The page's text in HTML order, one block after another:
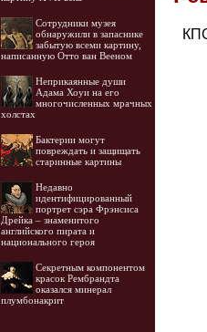
Cотрудники музея
обнаружили в запаснике
забытую всеми картину,
написанную Отто ван Вееном
Неприкаянные души
Адама Хоуи на его
многочисленных мрачных
холстах
Бактерии могут
повреждать и защищать
старинные картины
Недавно
идентифицированный
портрет сэра Фрэнсиса
Дрейка – знаменитого
английского пирата и
национального героя
Секретным компонентом
красок Рембрандта
оказался минерал
плумбонакрит